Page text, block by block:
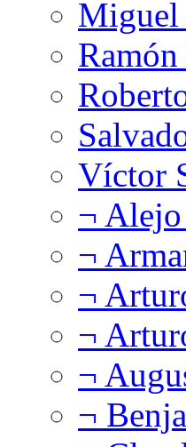
Miguel
Víctor
¬ Alejo
¬
¬
¬
¬
¬